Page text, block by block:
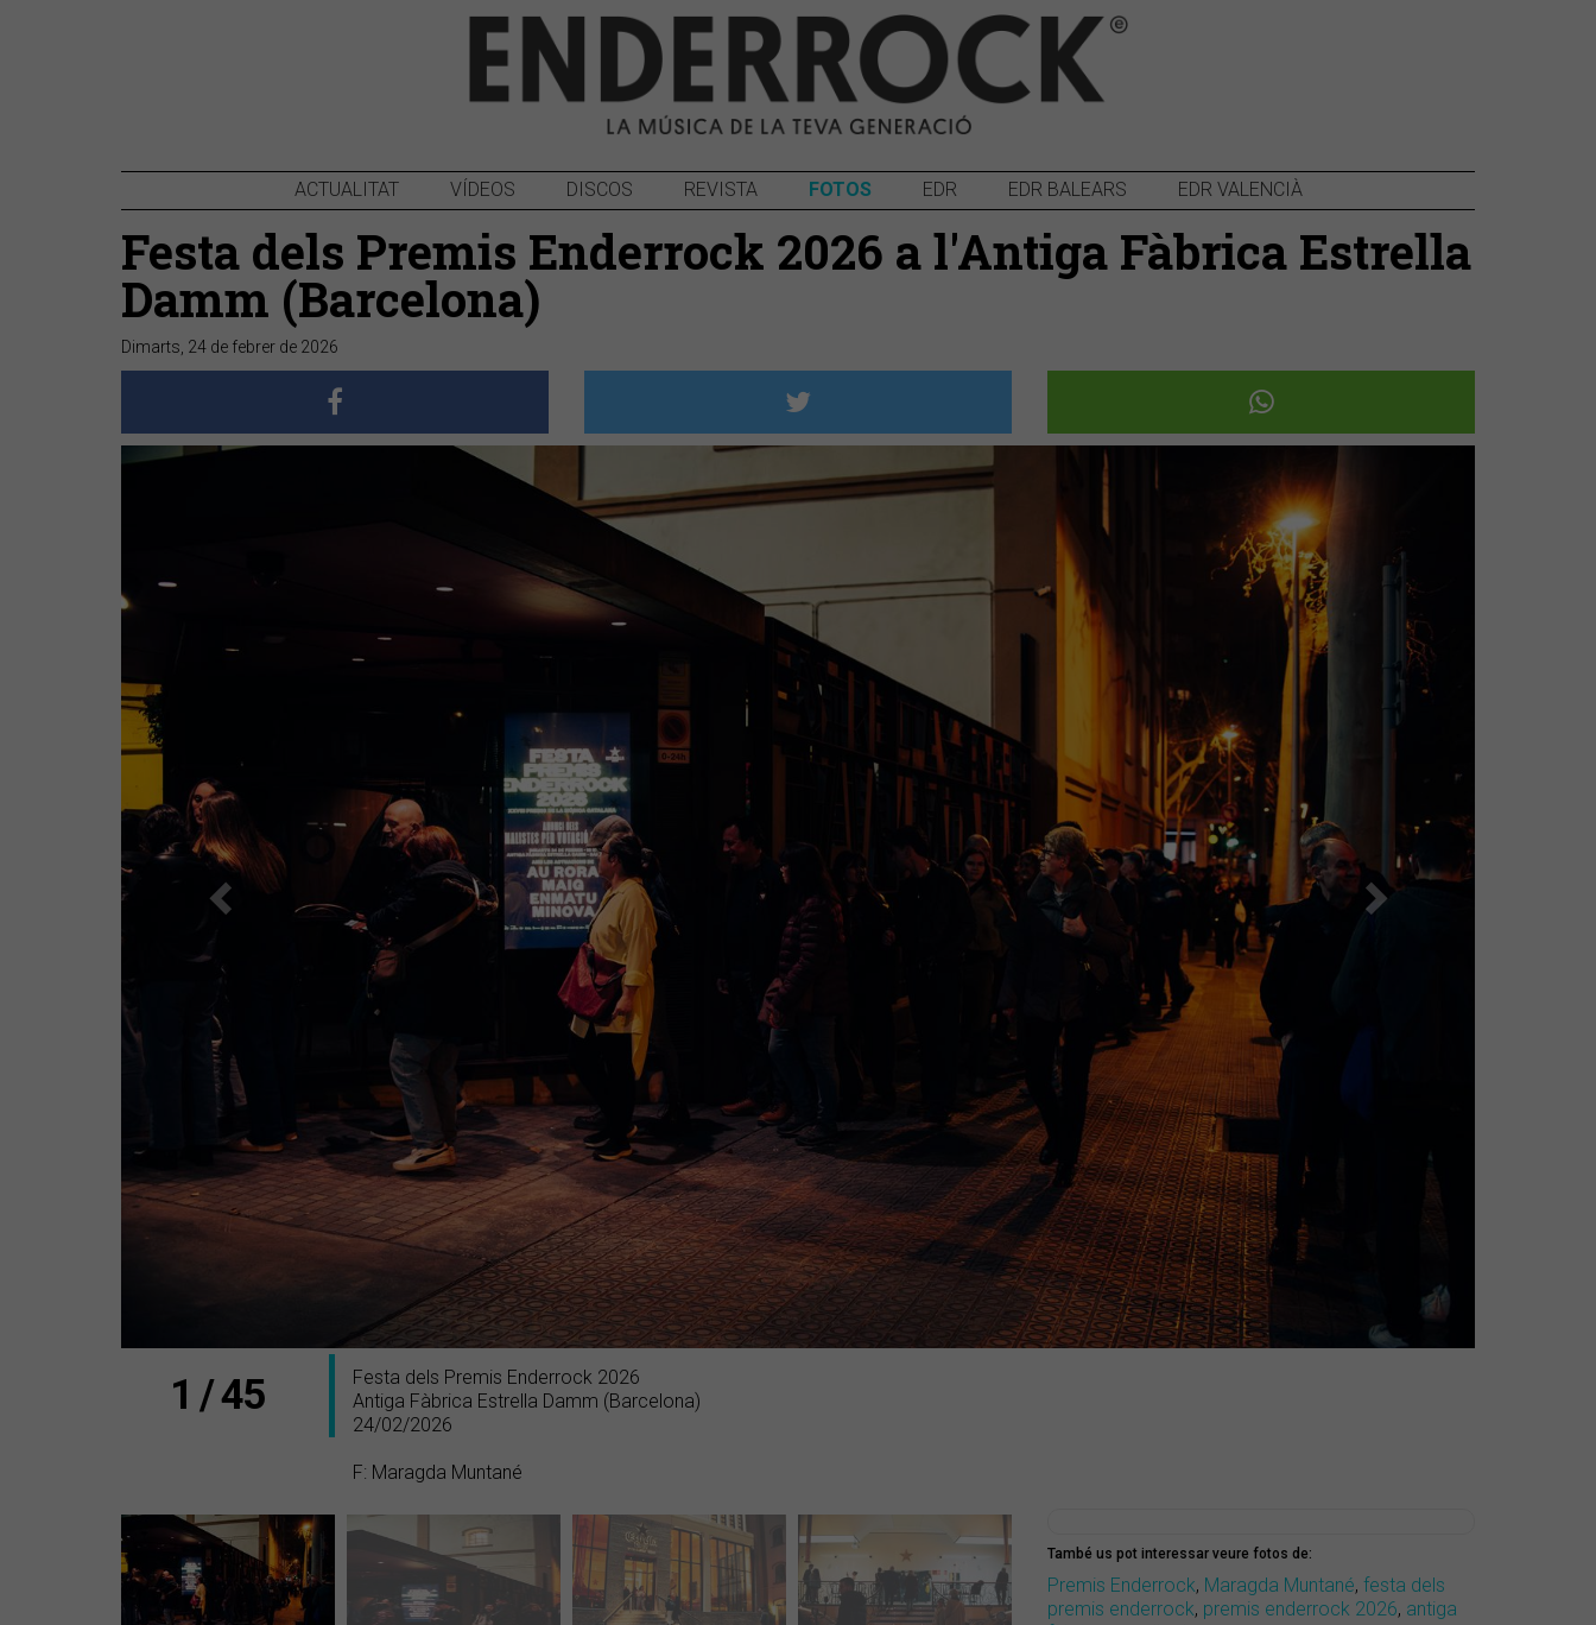
ACTUALITAT VÍDEOS DISCOS REVISTA FOTOS EDR EDR BALEARS EDR VALENCIÀ
Festa dels Premis Enderrock 2026 a l'Antiga Fàbrica Estrella
Damm (Barcelona)
Dimarts, 24 de febrer de 2026
Anterior
1 / 45
Festa dels Premis Enderrock 2026
Antiga Fàbrica Estrella Damm (Barcelona)
24/02/2026
F: Maragda Muntané
També us pot interessar veure fotos de:
Premis Enderrock, Maragda Muntané, festa dels
premis enderrock, premis enderrock 2026, antiga